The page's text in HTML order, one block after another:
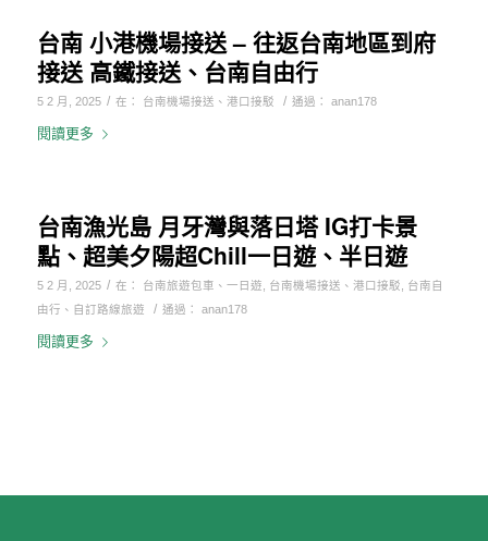
台南 小港機場接送 – 往返台南地區到府
接送 高鐵接送、台南自由行
5 2 月, 2025 / 在： 台南機場接送、港口接駁 / 通過： anan178
閱讀更多
台南漁光島 月牙灣與落日塔 IG打卡景
點、超美夕陽超Chill一日遊、半日遊
5 2 月, 2025 / 在： 台南旅遊包車、一日遊 台南機場接送、港口接駁
台南自
由行、自訂路線旅遊
/ 通過： anan178
閱讀更多